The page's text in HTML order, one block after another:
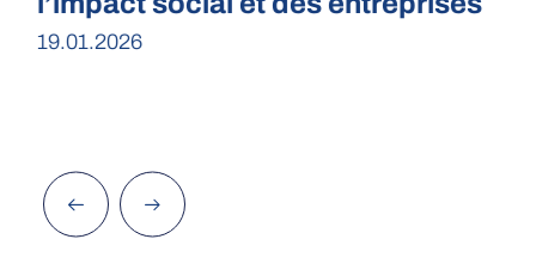
19.01.2026